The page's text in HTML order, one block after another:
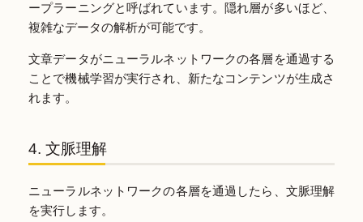
ープラーニングと呼ばれています。隠れ層が多いほど、
複雑なデータの解析が可能です。
文章データがニューラルネットワークの各層を通過する
ことで機械学習が実行され、新たなコンテンツが生成さ
れます。
4. 文脈理解
ニューラルネットワークの各層を通過したら、文脈理解
を実行します。